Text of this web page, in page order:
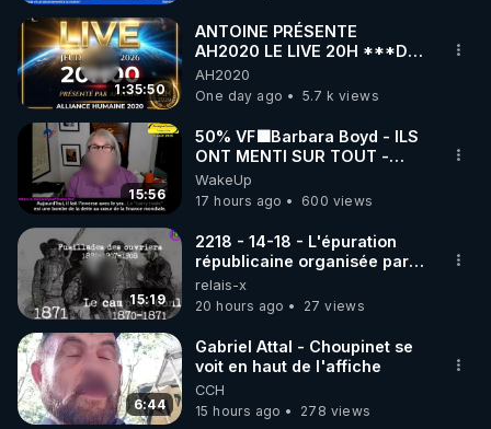
1:35:50
ANTOINE PRÉSENTE
AH2020 LE LIVE 20H ***DU
06/08/2026***
AH2020
One day ago
5.7 k views
15:56
50% VF🟩Barbara Boyd - ILS
ONT MENTI SUR TOUT -
Jocelyne Traduction
WakeUp
17 hours ago
600 views
15:19
2218 - 14-18 - L'épuration
républicaine organisée par
les frères de la truelle
relais-x
20 hours ago
27 views
6:44
Gabriel Attal - Choupinet se
voit en haut de l'affiche
CCH
15 hours ago
278 views